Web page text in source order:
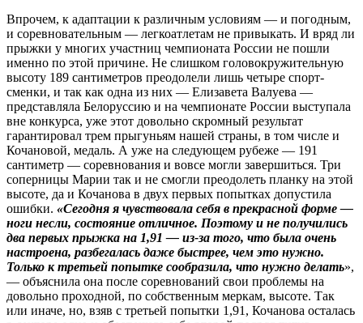
Впрочем, к адаптации к различным условиям — и погодным,
и соревновательным — легкоатлетам не привыкать. И вряд ли
прыжки у многих участниц чемпионата России не пошли
именно по этой причине. Не слишком головокружительную
высоту 189 сантиметров преодолели лишь четыре спорт­
сменки, и так как одна из них — Елизавета Валуева —
представляла Белоруссию и на чемпионате России выступала
вне конкурса, уже этот довольно скромный результат
гарантировал трем прыгуньям нашей страны, в том числе и
Кочановой, медаль. А уже на следующем рубеже — 191
сантиметр — соревнования и вовсе могли завершиться. Три
соперницы Марии так и не смогли преодолеть планку на этой
высоте, да и Кочанова в двух первых попытках допустила
ошибки. «Сегодня я чувствовала себя в прекрасной форме —
ноги несли, состояние отличное. Поэтому и не получились
два первых прыжка на 1,91 — из‑за того, что была очень
настроена, разбегалась даже быстрее, чем это нужно.
Только к третьей попытке сообразила, что нужно делать»,
— объяснила она после соревнований свои проблемы на
довольно проходной, по собственным меркам, высоте. Так
или иначе, но, взяв с третьей попытки 1,91, Кочанова осталась